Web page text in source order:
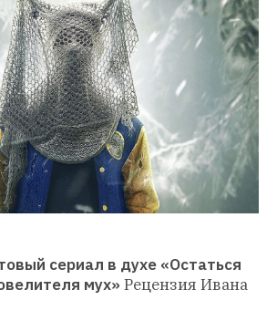
сериал в духе «Остаться
мух» Рецензия Ивана